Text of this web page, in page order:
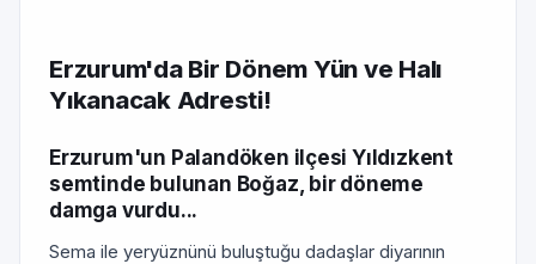
Erzurum'da Bir Dönem Yün ve Halı
Yıkanacak Adresti!
Erzurum'un Palandöken ilçesi Yıldızkent
semtinde bulunan Boğaz, bir döneme
damga vurdu...
Sema ile yeryüznünü buluştuğu dadaşlar diyarının